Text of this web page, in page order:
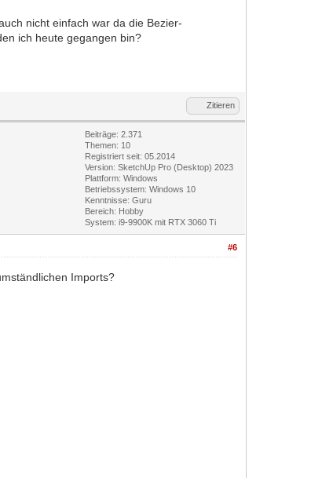
nicht einfach war da die Bezier-
ich heute gegangen bin?
Zitieren
Beiträge: 2.371
Themen: 10
Registriert seit: 05.2014
Version: SketchUp Pro (Desktop) 2023
Plattform: Windows
Betriebssystem: Windows 10
Kenntnisse: Guru
Bereich: Hobby
System: i9-9900K mit RTX 3060 Ti
#6
Imports?